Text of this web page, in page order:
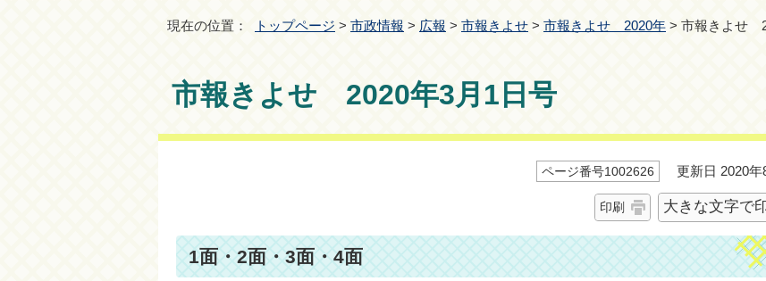
現在の位置： トップページ > 市政情報 > 広報 > 市報きよせ > 市報きよせ 2020年 > 市報きよせ
市報きよせ 2020年3月1日号
ページ番号1002626 更新日 2020年
印刷 大きな文字で
1面・2面・3面・4面